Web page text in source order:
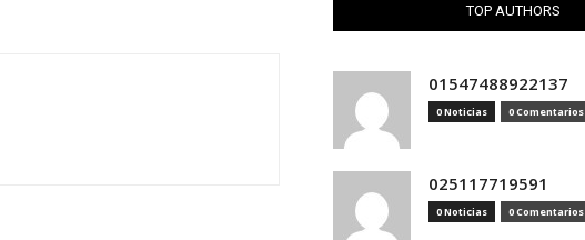
TOP AUTHORS
01547488922137
0 Noticias 0 Comentarios
025117719591
0 Noticias 0 Comentarios